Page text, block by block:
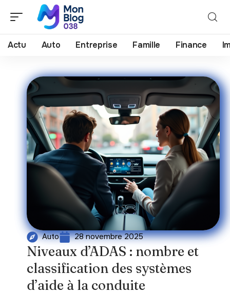
Actu Auto Entreprise Famille Finance
Auto 28 novembre 2025
Niveaux d’ADAS : nombre et
classification des systèmes
d’aide à la conduite